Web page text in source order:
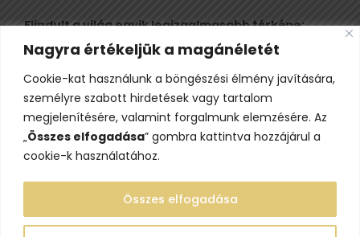
Nagyra értékeljük a magánéletét
Cookie-kat használunk a böngészési élmény javítására,
személyre szabott hirdetések vagy tartalom
megjelenítésére, valamint forgalmunk elemzésére. Az
„Összes elfogadása” gombra kattintva hozzájárul a
cookie-k használatához.
Összes elfogadása
Elindult a világ egyik legizgalmasabb térképe:
több mint 6600 várat, kastélyt és erődöt
fedezhetsz fel rajta
Kigyulladt a Szőke Tisza legendás hajóroncsa,
nagy erőkkel vonultak a tűzoltók